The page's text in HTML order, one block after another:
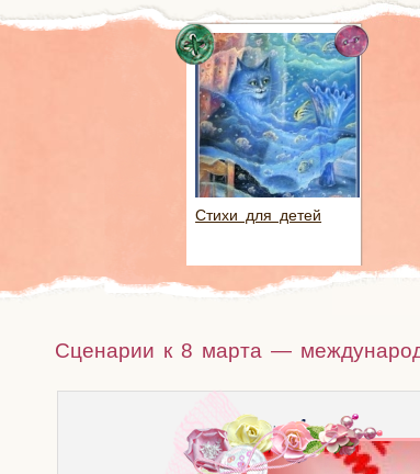
Стихи для детей
Сценарии к 8 марта —